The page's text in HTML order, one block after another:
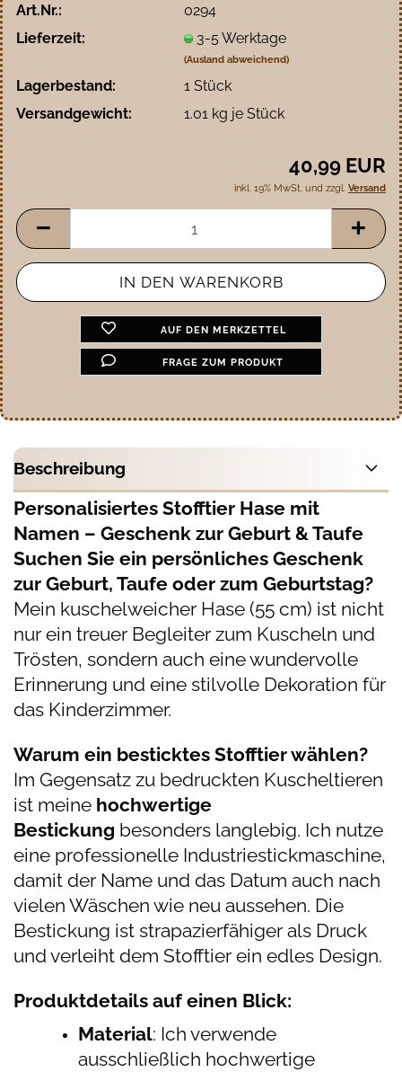
Art.Nr.:
0294
Lieferzeit:
3-5 Werktage
(Ausland abweichend)
Lagerbestand: 1 Stück
Versandgewicht:
1.01 kg je Stück
40,99 EUR
inkl. 19% MwSt. und zzgl. Versand
AUF DEN MERKZETTEL
FRAGE ZUM PRODUKT
Beschreibung
Personalisiertes Stofftier Hase mit
Namen – Geschenk zur Geburt & Taufe
Suchen Sie ein persönliches Geschenk
zur Geburt, Taufe oder zum Geburtstag?
Mein kuschelweicher Hase (55 cm) ist nicht
nur ein treuer Begleiter zum Kuscheln und
Trösten, sondern auch eine wundervolle
Erinnerung und eine stilvolle Dekoration für
das Kinderzimmer.
Warum ein besticktes Stofftier wählen?
Im Gegensatz zu bedruckten Kuscheltieren
ist meine hochwertige
Bestickung besonders langlebig. Ich nutze
eine professionelle Industriestickmaschine,
damit der Name und das Datum auch nach
vielen Wäschen wie neu aussehen. Die
Bestickung ist strapazierfähiger als Druck
und verleiht dem Stofftier ein edles Design.
Produktdetails auf einen Blick:
Material: Ich verwende
ausschließlich hochwertige